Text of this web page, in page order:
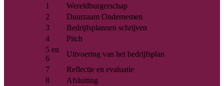
1
Wereldburgerschap
2
Duurzaam Ondernemen
3
Bedrijfsplannen schrijven
4
Pitch
5 en
6
Uitvoering van het bedrijfsplan
7
Reflectie en evaluatie
8
Afsluiting